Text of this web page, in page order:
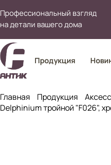
Профессиональный взгляд
на детали вашего дома
Продукция
Главная Продукция
Delphinium тройной "F026",